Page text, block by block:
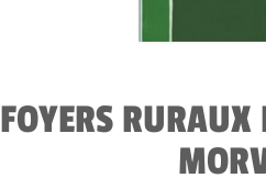
FOYERS